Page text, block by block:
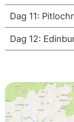
Dag 11:
Dag 12: